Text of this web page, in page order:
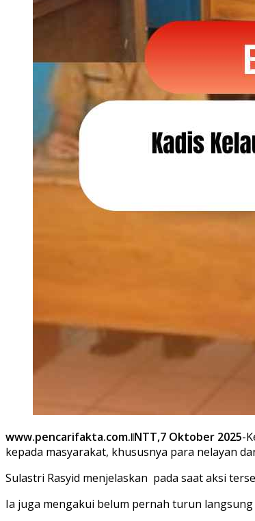
www.pencarifakta.com.ǁNTT,7 Oktober 2025-
kepada masyarakat, khususnya para nelayan
Sulastri Rasyid menjelaskan pada saat aksi
Ia juga mengakui belum pernah turun langsung